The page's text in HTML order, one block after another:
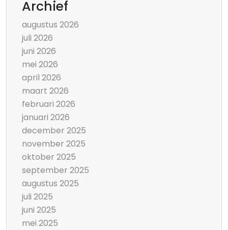
Archief
augustus 2026
juli 2026
juni 2026
mei 2026
april 2026
maart 2026
februari 2026
januari 2026
december 2025
november 2025
oktober 2025
september 2025
augustus 2025
juli 2025
juni 2025
mei 2025